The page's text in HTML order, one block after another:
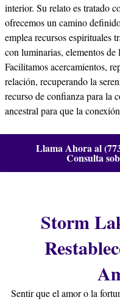
interior. Su relato es tratado
ofrecemos un camino
emplea recursos espirituales
con luminarias, elementos
Facilitamos acercamientos,
relación, recuperando la
recurso de confianza para la
ancestral para que la
Llama Ahora al
Consulta
Storm
Sentir que el amor o la